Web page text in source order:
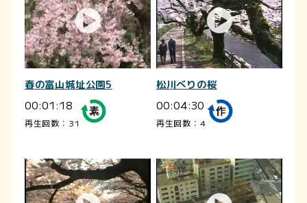
春の富山城址公園5
00:01:18
再生回数：31
松川べりの桜
00:04:30
再生回数：4